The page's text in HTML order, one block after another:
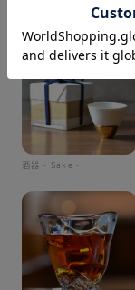
和食器カップ - Cups -
酒器 - Sake -